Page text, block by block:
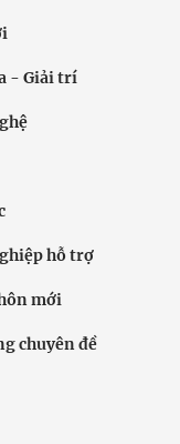
- Giải trí
hỗ trợ
mới
chuyên đề